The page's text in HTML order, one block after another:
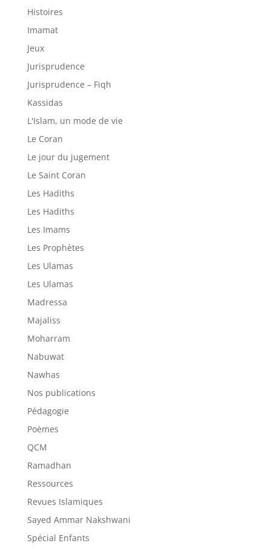
Histoires
Imamat
Jeux
Jurisprudence
Jurisprudence – Fiqh
Kassidas
L'Islam, un mode de vie
Le Coran
Le jour du jugement
Le Saint Coran
Les Hadiths
Les Hadiths
Les Imams
Les Prophètes
Les Ulamas
Les Ulamas
Madressa
Majaliss
Moharram
Nabuwat
Nawhas
Nos publications
Pédagogie
Poèmes
QCM
Ramadhan
Ressources
Revues Islamiques
Sayed Ammar Nakshwani
Spécial Enfants